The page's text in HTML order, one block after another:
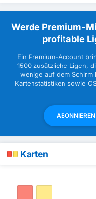
Werde Premium-
profitable
Ein Premium-Account
1500 zusätzliche Ligen,
wenige auf dem Schirm
Kartenstatistiken sowie
Karten